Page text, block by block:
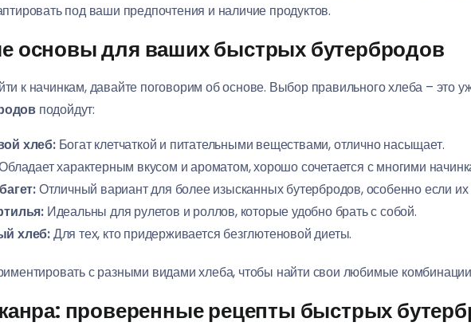
под ваши предпочтения и наличие продуктов.
основы для ваших быстрых бутербродов
к начинкам, давайте поговорим об основе. Выбор правильного хлеба – это
подойдут:
хлеб:Богат клетчаткой и питательными веществами, отлично насыщает.
характерным вкусом и ароматом, хорошо сочетается с многими
Отличный вариант для более изысканных бутербродов, особенно если их
Идеальны для рулетов и роллов, которые удобно брать с собой.
хлеб:Для тех, кто придерживается безглютеновой диеты.
с разными видами хлеба, чтобы найти свои любимые
проверенные рецепты быстрых